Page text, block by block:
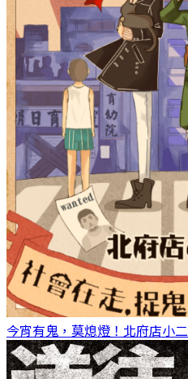
今宵有鬼，莫熄燈！ 北府店小二